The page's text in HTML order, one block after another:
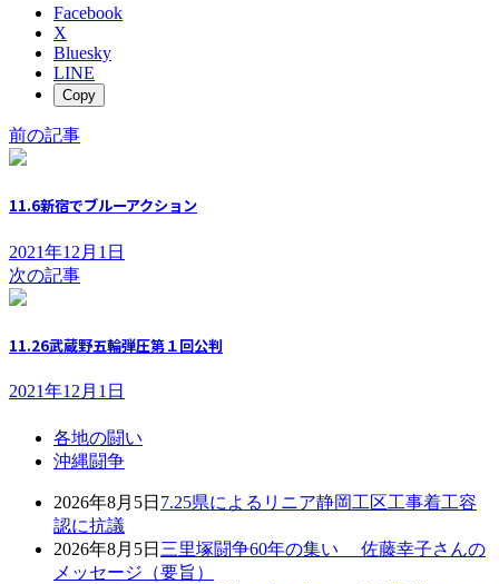
Facebook
X
Bluesky
LINE
Copy
前の記事
11.6新宿でブルーアクション
2021年12月1日
次の記事
11.26武蔵野五輪弾圧第１回公判
2021年12月1日
各地の闘い
沖縄闘争
2026年8月5日 7.25県によるリニア静岡工区工事着工容
認に抗議
2026年8月5日 三里塚闘争60年の集い 佐藤幸子さんの
メッセージ（要旨）